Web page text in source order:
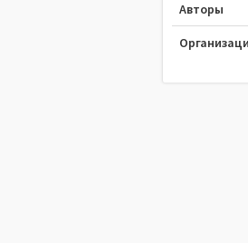
Авторы